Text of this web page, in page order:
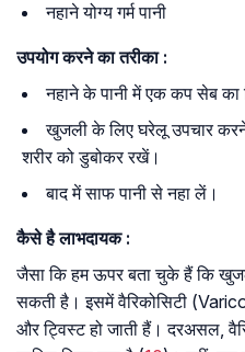
नहाने योग्य गर्म पानी
उपयोग करने का तरीका:
नहाने के पानी में एक कप सेब का
खुजली के लिए घरेलू उपचार
शरीर को डुबोकर रखें।
बाद में साफ पानी से नहा लें।
कैसे है लाभदायक:
जैसा कि हम ऊपर बता चुके हैं कि
सकती है। इसमें वैरिकोसिटी
और ट्विस्ट हो जाती हैं। दरअसल,